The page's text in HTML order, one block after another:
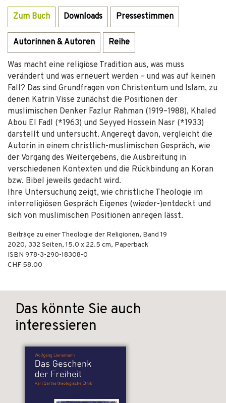
Zum Buch Downloads Pressestimmen
Autorinnen & Autoren Reihe
Was macht eine religiöse Tradition aus, was muss
verändert und was erneuert werden – und was auf keinen
Fall? Das sind Grundfragen von Christentum und Islam, zu
denen Katrin Visse zunächst die Positionen der
muslimischen Denker Fazlur Rahman (1919–1988), Khaled
Abou El Fadl (*1963) und Seyyed Hossein Nasr (*1933)
darstellt und untersucht. Angeregt davon, vergleicht die
Autorin in einem christlich-muslimischen Gespräch, wie
der Vorgang des Weitergebens, die Ausbreitung in
verschiedenen Kontexten und die Rückbindung an Koran
bzw. Bibel jeweils gedacht wird.
Ihre Untersuchung zeigt, wie christliche Theologie im
interreligiösen Gespräch Eigenes (wieder-)entdeckt und
sich von muslimischen Positionen anregen lässt.
Beiträge zu einer Theologie der Religionen, Band 19
2020, 332 Seiten, 15.0 x 22.5 cm, Paperback
ISBN 978-3-290-18308-0
CHF 58.00
Das könnte Sie auch
interessieren